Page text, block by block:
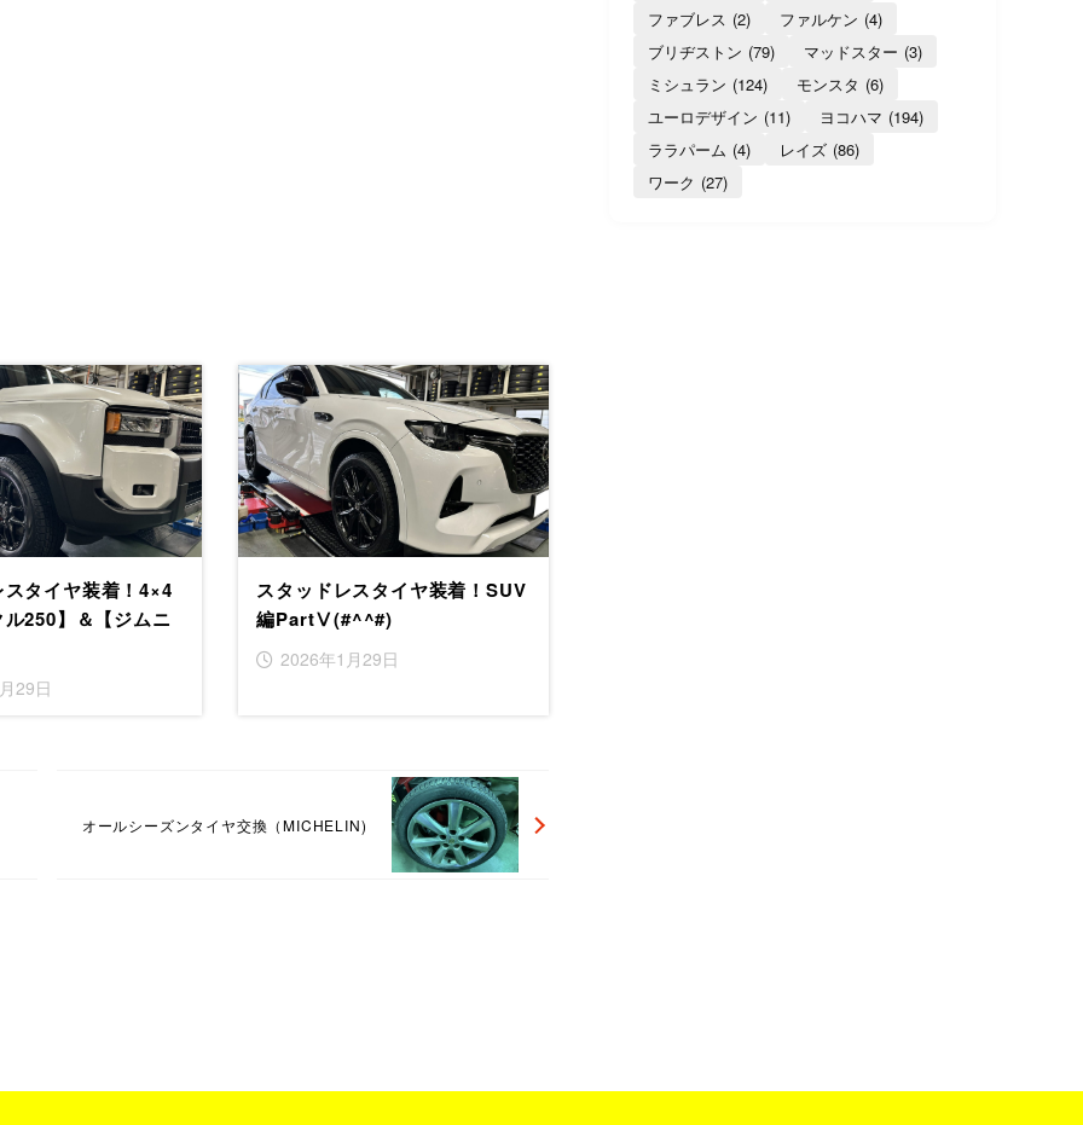
タイヤ装着！4×4
250】＆【ジムニ
29日
スタッドレスタイヤ装着！SUV
編PartⅤ(#^^#)
2026年1月29日
オールシーズンタイヤ交換（MICHELIN)
ファブレス (2) ファルケン (4)
ブリヂストン (79) マッドスター (3)
ミシュラン (124) モンスタ (6)
ユーロデザイン (11) ヨコハマ (194)
ララパーム (4) レイズ (86)
ワーク (27)